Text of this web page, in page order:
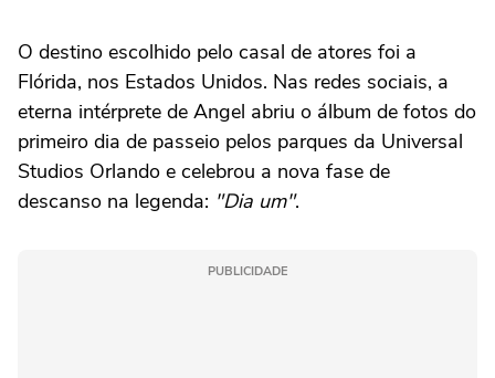
O destino escolhido pelo casal de atores foi a
Flórida, nos Estados Unidos. Nas redes sociais, a
eterna intérprete de Angel abriu o álbum de fotos do
primeiro dia de passeio pelos parques da Universal
Studios Orlando e celebrou a nova fase de
descanso na legenda: "Dia um".
PUBLICIDADE